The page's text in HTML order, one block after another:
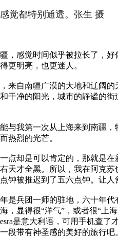
觉都特别通透。张生 摄
，感觉时间似乎被拉长了，
更明亮，也更迷人。
来自南疆广漠的大地和辽阔
干净的阳光，城市的静谧的
与我第一次从上海来到南疆
热烈的光芒。
点却是可以肯定的，那就是
天才全黑。所以，我在阿克
钟被推迟到了五六点钟。让
是兵团一师的驻地，六十年
，显得很“洋气”，或者很“上
是意大利语，可用手机查了
段带有神圣感的美好的旅行